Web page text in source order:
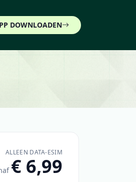
DOWNLOADEN
ALLEEN DATA-ESIM
€ 6,99